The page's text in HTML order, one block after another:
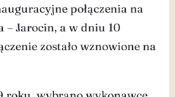
połączenia na
– Jarocin, a w dniu 10
zostało wznowione na